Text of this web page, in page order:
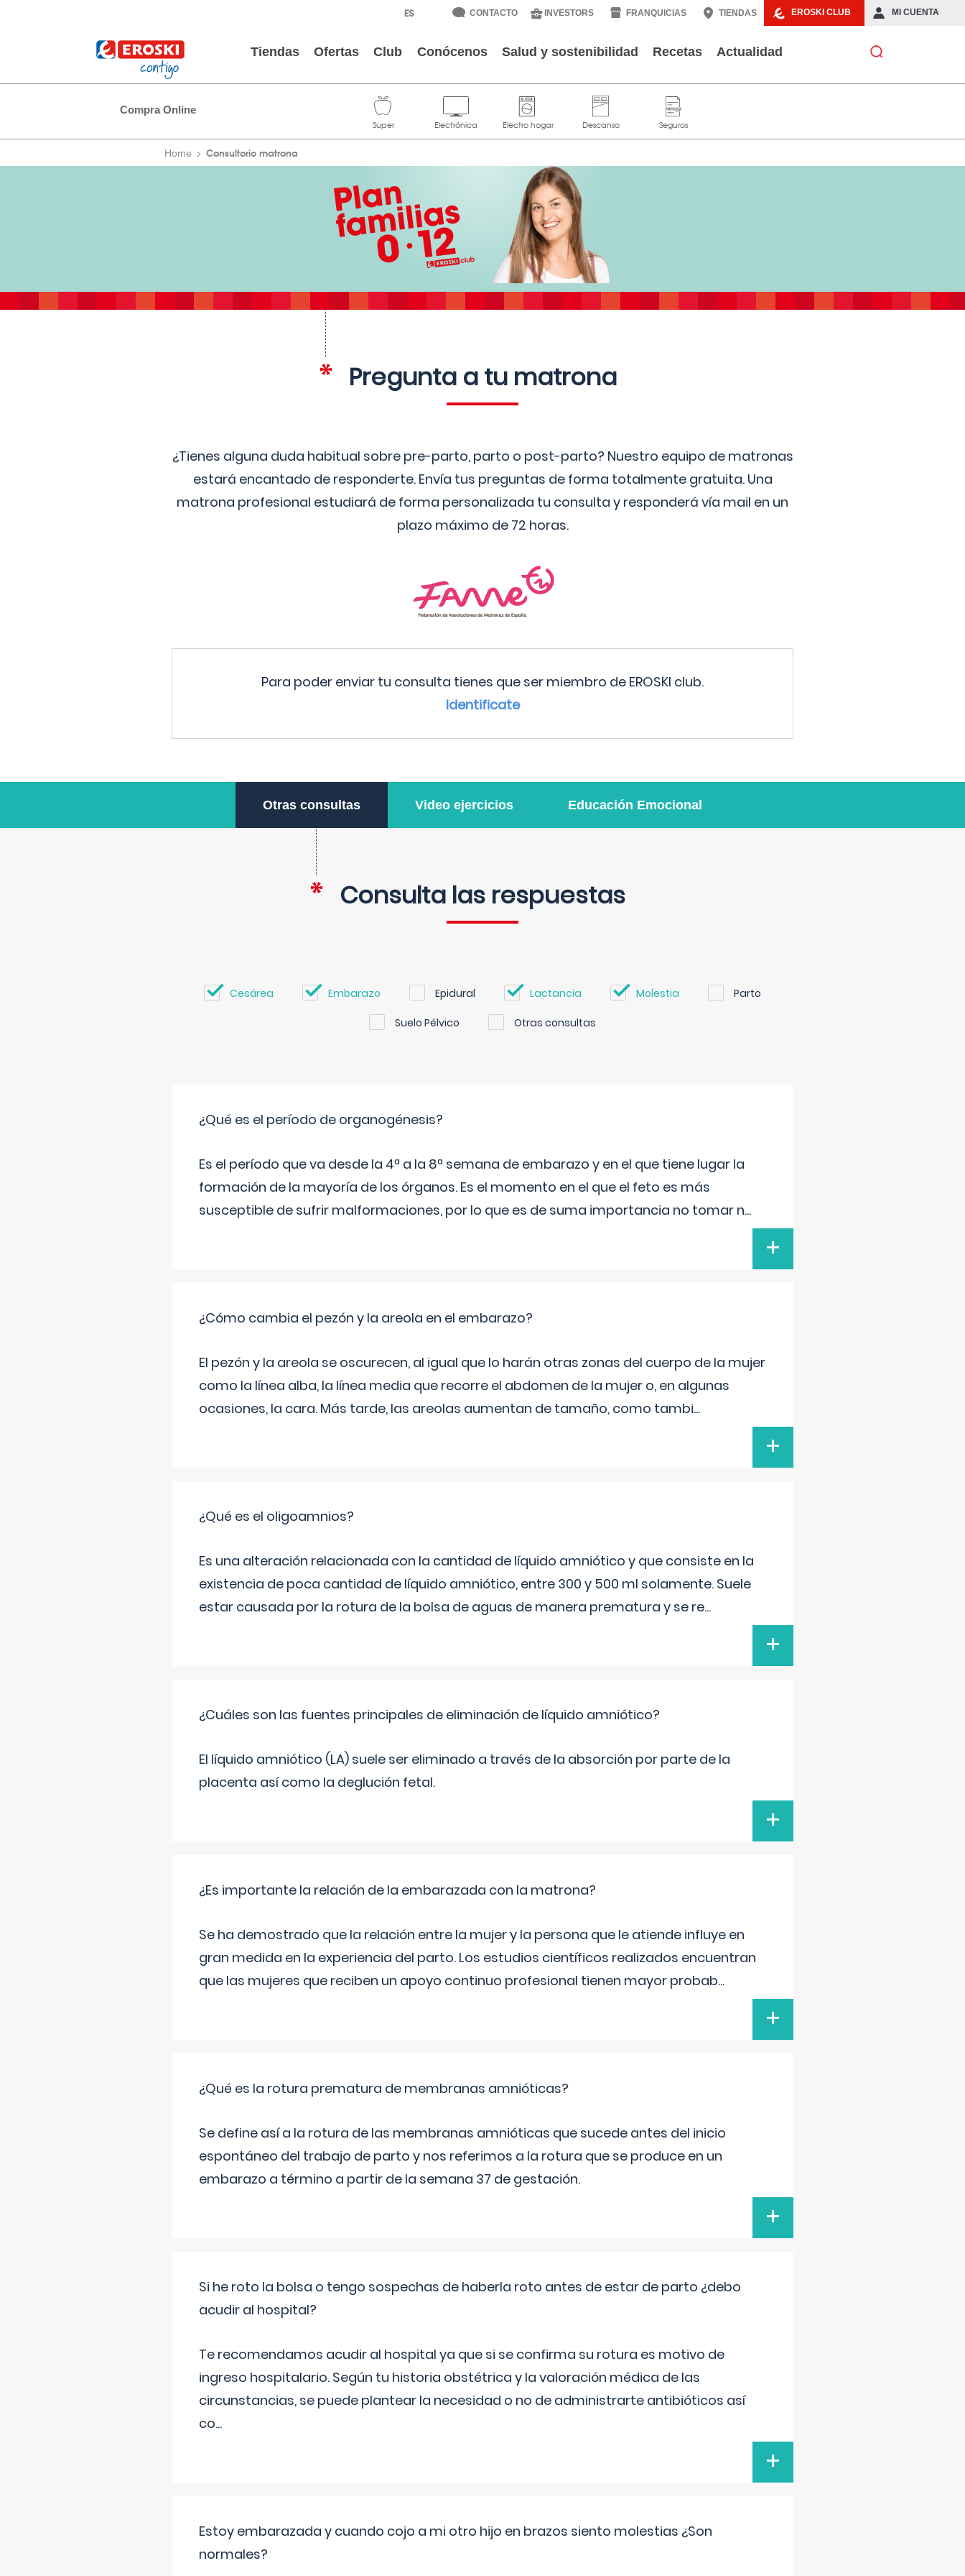
EROSKI CLUB MI CUENTA
CONTACTO INVESTORS FRANQUICIAS TIENDAS
Tiendas Ofertas Club Conócenos Salud y sostenibilidad Recetas Actualidad
Compra Online
Home Consultorio matrona
Pregunta a tu matrona
¿Tienes alguna duda habitual sobre pre-parto, parto o post-parto? Nuestro equipo de matronas
estará encantado de responderte. Envía tus preguntas de forma totalmente gratuita. Una
matrona profesional estudiará de forma personalizada tu consulta y responderá vía mail en un
plazo máximo de 72 horas.
Para poder enviar tu consulta tienes que ser miembro de EROSKI club.
Identificate
Otras consultas Video ejercicios Educación Emocional
Consulta las respuestas
Cesárea Embarazo Epidural Lactancia Molestia Parto
Suelo Pélvico Otras consultas
¿Qué es el período de organogénesis?
Es el período que va desde la 4ª a la 8ª semana de embarazo y en el que tiene lugar la
formación de la mayoría de los órganos. Es el momento en el que el feto es más
susceptible de sufrir malformaciones, por lo que es de suma importancia no tomar n...
+
¿Cómo cambia el pezón y la areola en el embarazo?
El pezón y la areola se oscurecen, al igual que lo harán otras zonas del cuerpo de la mujer
como la línea alba, la línea media que recorre el abdomen de la mujer o, en algunas
ocasiones, la cara. Más tarde, las areolas aumentan de tamaño, como tambi...
+
¿Qué es el oligoamnios?
Es una alteración relacionada con la cantidad de líquido amniótico y que consiste en la
existencia de poca cantidad de líquido amniótico, entre 300 y 500 ml solamente. Suele
estar causada por la rotura de la bolsa de aguas de manera prematura y se re...
+
¿Cuáles son las fuentes principales de eliminación de líquido amniótico?
El líquido amniótico (LA) suele ser eliminado a través de la absorción por parte de la
placenta así como la deglución fetal.
+
¿Es importante la relación de la embarazada con la matrona?
Se ha demostrado que la relación entre la mujer y la persona que le atiende influye en
gran medida en la experiencia del parto. Los estudios científicos realizados encuentran
que las mujeres que reciben un apoyo continuo profesional tienen mayor probab...
+
¿Qué es la rotura prematura de membranas amnióticas?
Se define así a la rotura de las membranas amnióticas que sucede antes del inicio
espontáneo del trabajo de parto y nos referimos a la rotura que se produce en un
embarazo a término a partir de la semana 37 de gestación.
+
Si he roto la bolsa o tengo sospechas de haberla roto antes de estar de parto ¿debo
acudir al hospital?
Te recomendamos acudir al hospital ya que si se confirma su rotura es motivo de
ingreso hospitalario. Según tu historia obstétrica y la valoración médica de las
circunstancias, se puede plantear la necesidad o no de administrarte antibióticos así
co...
+
Estoy embarazada y cuando cojo a mi otro hijo en brazos siento molestias ¿Son
normales?